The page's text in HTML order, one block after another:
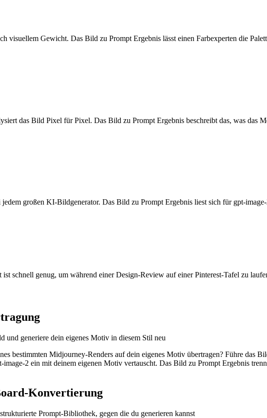
visuellem Gewicht. Das Bild zu Prompt Ergebnis lässt einen Farbexperten die
das Bild Pixel für Pixel. Das Bild zu Prompt Ergebnis beschreibt das, was das
jedem großen KI-Bildgenerator. Das Bild zu Prompt Ergebnis liest sich für gpt-
schnell genug, um während einer Design-Review auf einer Pinterest-Tafel zu
und generiere dein eigenes Motiv in diesem Stil neu
bestimmten Midjourney-Renders auf dein eigenes Motiv übertragen? Führe das
2 ein mit deinem eigenen Motiv vertauscht. Das Bild zu Prompt Ergebnis
Konvertierung
Prompt-Bibliothek, gegen die du generieren kannst